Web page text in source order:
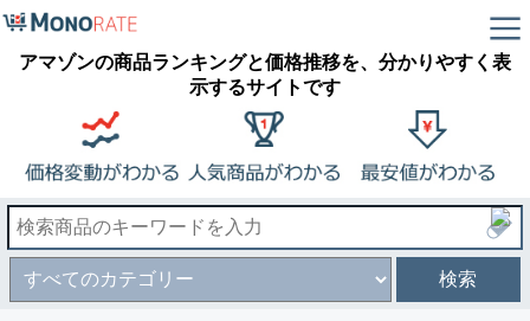
アマゾンの商品ランキングと価格推移を、分かりやすく表
示するサイトです
検索